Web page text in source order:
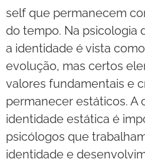
self que permanecem
do tempo. Na psicologia
a identidade é vista
evolução, mas certos
valores fundamentais e
permanecer estáticos. A
identidade estática é
psicólogos que
identidade e